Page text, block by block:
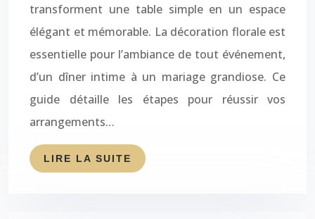
transforment une table simple en un espace
élégant et mémorable. La décoration florale est
essentielle pour l’ambiance de tout événement,
d’un dîner intime à un mariage grandiose. Ce
guide détaille les étapes pour réussir vos
arrangements…
LIRE LA SUITE